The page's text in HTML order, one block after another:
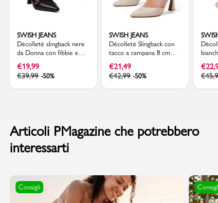
SWISH JEANS
Décolleté slingback nere
da Donna con fibbie e
tacco a rocchetto 7,5 cm
Swish Jeans
€19,99
€39,99 -50%
SWISH JEANS
Décolleté Slingback con
tacco a campana 8 cm
bianche off-white da
Donna con cinturino
Swish Jeans
€21,49
€42,99 -50%
Swish
€
€
Articoli PMagazine che potrebbero
interessarti
Consigli